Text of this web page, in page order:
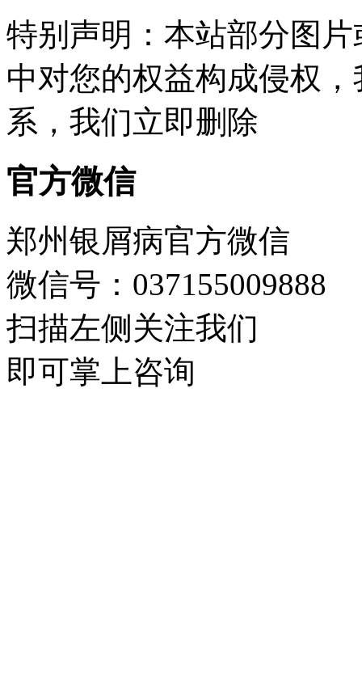
特别声明：本站部分图
中对您的权益构成侵权
系，我们立即删除
官方微信
郑州银屑病官方微信
微信号：037155009888
扫描左侧关注我们
即可掌上咨询